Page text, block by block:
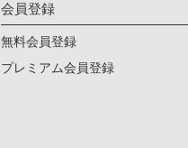
会員登録
無料会員登録
プレミアム会員登録